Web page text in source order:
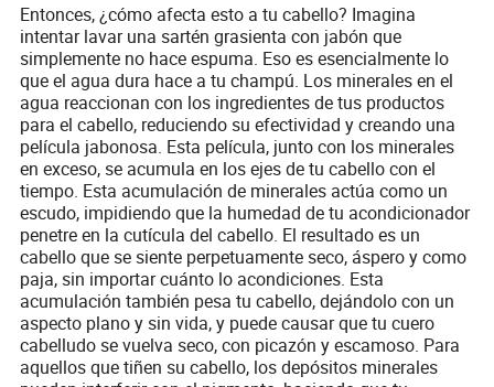
Entonces, ¿cómo afecta esto a tu cabello? Imagina
intentar lavar una sartén grasienta con jabón que
simplemente no hace espuma. Eso es esencialmente lo
que el agua dura hace a tu champú. Los minerales en el
agua reaccionan con los ingredientes de tus productos
para el cabello, reduciendo su efectividad y creando una
película jabonosa. Esta película, junto con los minerales
en exceso, se acumula en los ejes de tu cabello con el
tiempo. Esta acumulación de minerales actúa como un
escudo, impidiendo que la humedad de tu acondicionador
penetre en la cutícula del cabello. El resultado es un
cabello que se siente perpetuamente seco, áspero y como
paja, sin importar cuánto lo acondiciones. Esta
acumulación también pesa tu cabello, dejándolo con un
aspecto plano y sin vida, y puede causar que tu cuero
cabelludo se vuelva seco, con picazón y escamoso. Para
aquellos que tiñen su cabello, los depósitos minerales